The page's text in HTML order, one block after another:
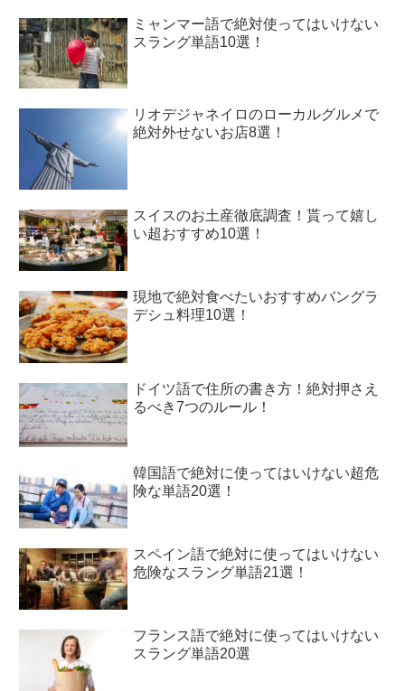
ミャンマー語で絶対使ってはいけない
スラング単語10選！
リオデジャネイロのローカルグルメで
絶対外せないお店8選！
スイスのお土産徹底調査！貰って嬉し
い超おすすめ10選！
現地で絶対食べたいおすすめバングラ
デシュ料理10選！
ドイツ語で住所の書き方！絶対押さえ
るべき7つのルール！
韓国語で絶対に使ってはいけない超危
険な単語20選！
スペイン語で絶対に使ってはいけない
危険なスラング単語21選！
フランス語で絶対に使ってはいけない
スラング単語20選